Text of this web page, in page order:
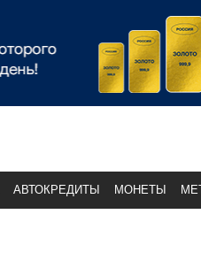
АВТОКРЕДИТЫ МОНЕТЫ